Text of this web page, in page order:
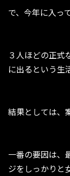
で、今年に入っ
３人ほどの正式
に出るという生
結果としては、
一番の要因は、
ジをしっかりと